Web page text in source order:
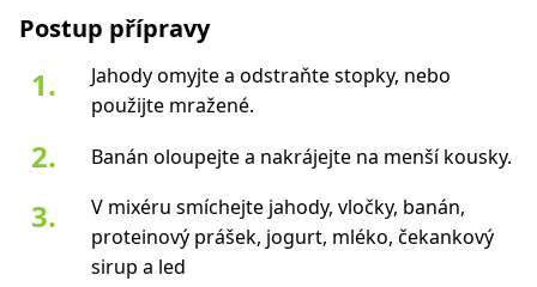
Postup přípravy
Jahody omyjte a odstraňte stopky, nebo
použijte mražené.
Banán oloupejte a nakrájejte na menší kousky.
V mixéru smíchejte jahody, vločky, banán,
proteinový prášek, jogurt, mléko, čekankový
sirup a led